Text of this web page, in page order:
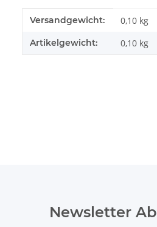
Produkteigenschaft
Wert
Versandgewicht: 0,10 kg
Artikelgewicht: 0,10 kg
Newsletter